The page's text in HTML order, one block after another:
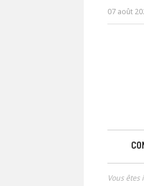
07 août
Vous êtes